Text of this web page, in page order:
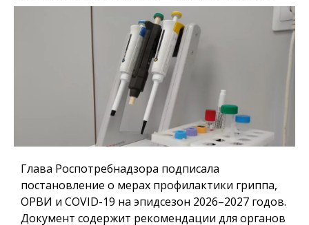
Глава Роспотребнадзора подписала
постановление о мерах профилактики гриппа,
ОРВИ и COVID-19 на эпидсезон 2026–2027 годов.
Документ содержит рекомендации для органов